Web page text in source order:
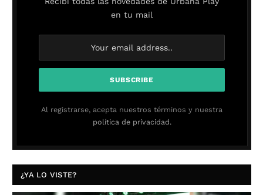
en tu mail
Al registrarse, acepta nuestros términos y nuestra
política de privacidad.
¿YA LO VISTE?